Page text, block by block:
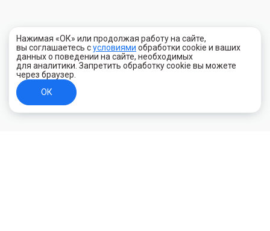
Нажимая «ОК» или продолжая работу на сайте,
вы соглашаетесь сусловиями обработки cookie и ваших
данных о поведении на сайте, необходимых
для аналитики. Запретить обработку cookie вы можете
через браузер.
ОК